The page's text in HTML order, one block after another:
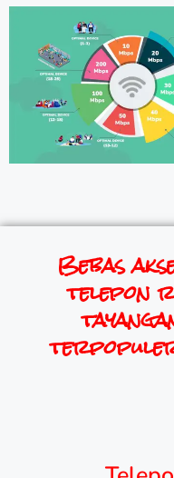
Bebas
telepon
terpopuler